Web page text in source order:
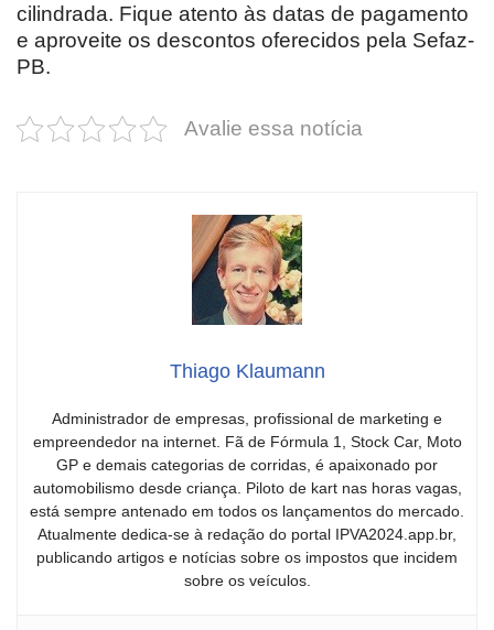
cilindrada. Fique atento às datas de pagamento
e aproveite os descontos oferecidos pela Sefaz-
PB.
Avalie essa notícia
Thiago Klaumann
Administrador de empresas, profissional de marketing e
empreendedor na internet. Fã de Fórmula 1, Stock Car, Moto
GP e demais categorias de corridas, é apaixonado por
automobilismo desde criança. Piloto de kart nas horas vagas,
está sempre antenado em todos os lançamentos do mercado.
Atualmente dedica-se à redação do portal IPVA2024.app.br,
publicando artigos e notícias sobre os impostos que incidem
sobre os veículos.